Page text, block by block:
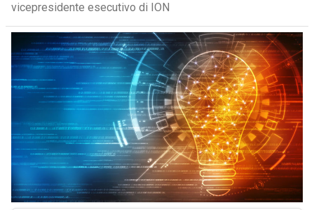
vicepresidente esecutivo di ION